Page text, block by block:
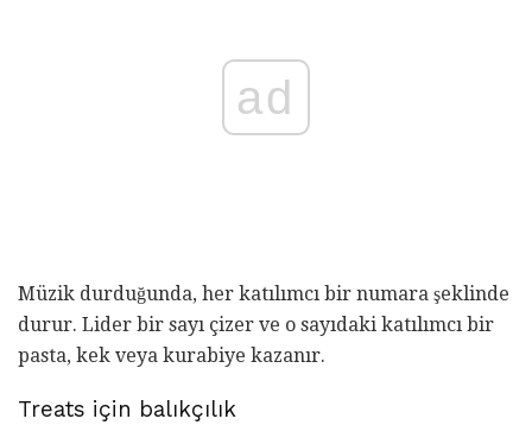
ad
Müzik durduğunda, her katılımcı bir numara şeklinde
durur. Lider bir sayı çizer ve o sayıdaki katılımcı bir
pasta, kek veya kurabiye kazanır.
Treats için balıkçılık